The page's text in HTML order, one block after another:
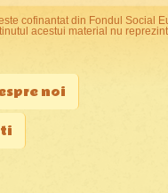
cofinantat din Fondul Social
acestui material nu
noi